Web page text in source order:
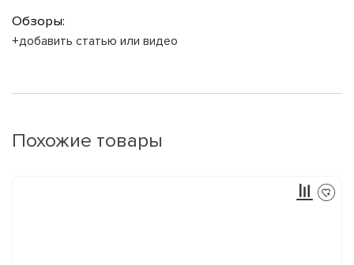
Обзоры:
+добавить статью или видео
Похожие товары